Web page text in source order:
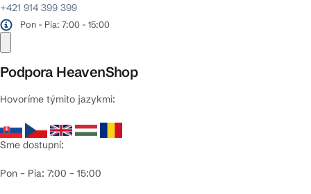
+421 914 399 399
Pon - Pia: 7:00 - 15:00
Podpora HeavenShop
Hovoríme týmito jazykmi:
Sme dostupní:
Pon – Pia: 7:00 – 15:00